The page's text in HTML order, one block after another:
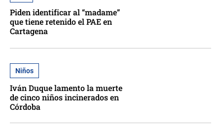
Piden identificar al “madame”
que tiene retenido el PAE en
Cartagena
Niños
Iván Duque lamento la muerte
de cinco niños incinerados en
Córdoba